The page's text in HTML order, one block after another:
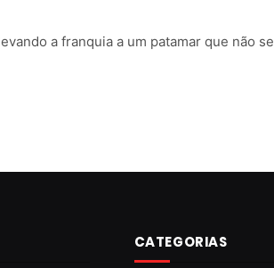
a franquia a um patamar que não se
CATEGORIAS